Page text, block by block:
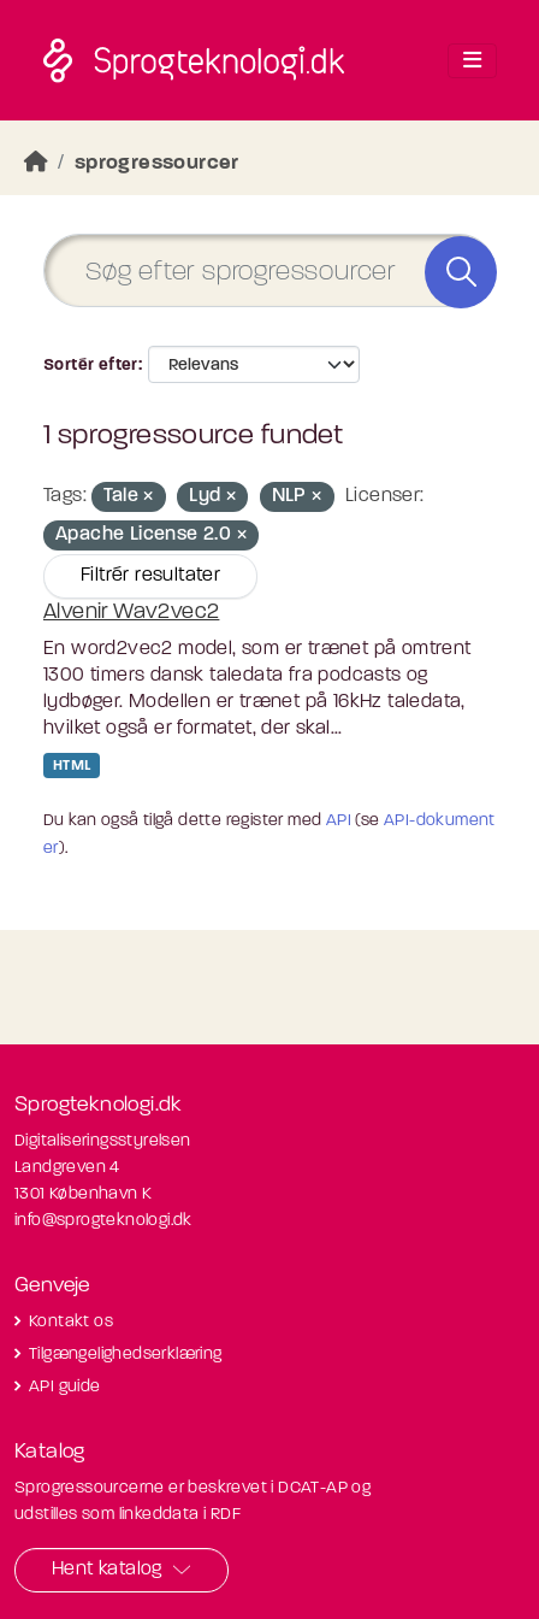
sprogressourcer
Sortér efter
1 sprogressource fundet
Tags: Tale Lyd NLP
Licenser:
Apache License 2.0
Filtrér resultater
Alvenir Wav2vec2
En word2vec2 model, som er trænet på omtrent
1300 timers dansk taledata fra podcasts og
lydbøger. Modellen er trænet på 16kHz taledata,
hvilket også er formatet, der skal...
HTML
Du kan også tilgå dette register med API (seAPI-dokument
er).
Sprogteknologi.dk
Digitaliseringsstyrelsen
Landgreven 4
1301 København K
info@sprogteknologi.dk
Genveje
Kontakt os
Tilgængelighedserklæring
API guide
Katalog
Sprogressourcerne er beskrevet i DCAT-AP og
udstilles som linkeddata i RDF
Hent katalog